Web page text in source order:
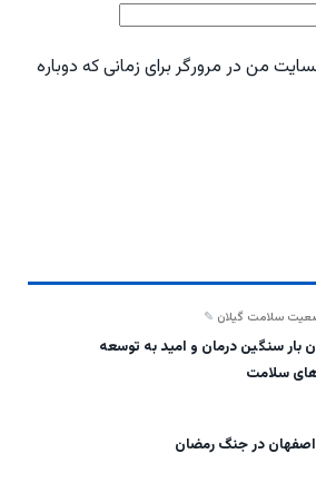
من در مرورگر برای زمانی که دوباره
سلامت گیلان
بار سنگین درمان و امید به توسعه
سلامت
در جنگ رمضان